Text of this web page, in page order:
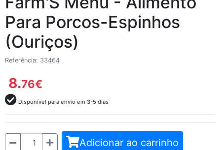
Para Porcos-Espinhos
(Ouriços)
Referência: 33464
8.76€
Disponível para envio em 3-5 dias
Quantidade Adicionar ao carrinho